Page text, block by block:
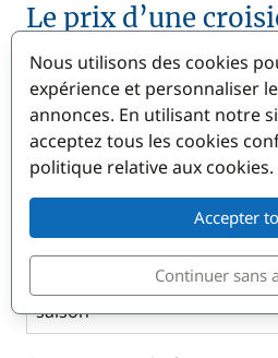
Le prix d’une
catamaran en
Tarif (à
partir
de)
Croisière à la
cabine (en cabine
double) :
saison
1 500 €/personne
saison
2 250 €/personne
Nous utilisons des cookies
expérience et personnaliser
annonces. En utilisant notre
acceptez tous les cookies
politique relative aux cookies.
Accepter
Continuer sans